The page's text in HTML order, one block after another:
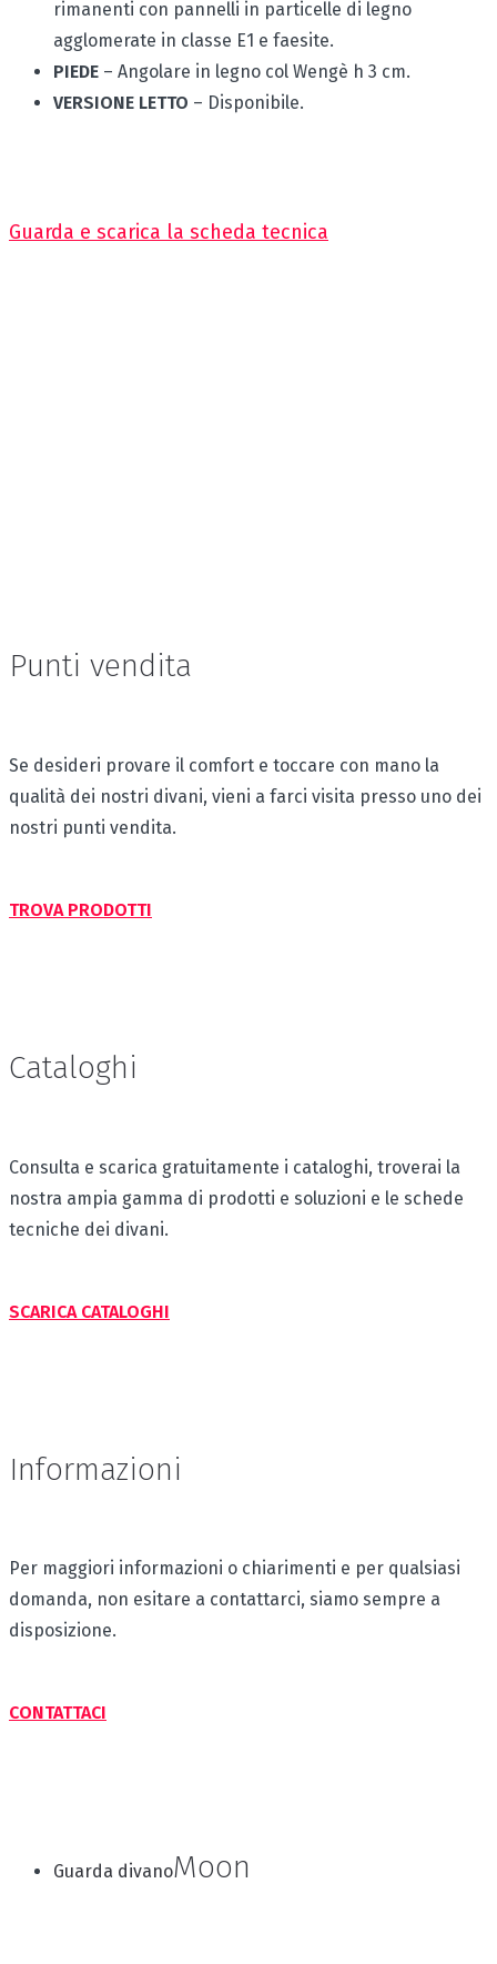
rimanenti con pannelli in particelle di legno
agglomerate in classe E1 e faesite.
PIEDE – Angolare in legno col Wengè h 3 cm.
VERSIONE LETTO – Disponibile.
Guarda e scarica la scheda tecnica
Punti vendita
Se desideri provare il comfort e toccare con mano la
qualità dei nostri divani, vieni a farci visita presso uno dei
nostri punti vendita.
TROVA PRODOTTI
Cataloghi
Consulta e scarica gratuitamente i cataloghi, troverai la
nostra ampia gamma di prodotti e soluzioni e le schede
tecniche dei divani.
SCARICA CATALOGHI
Informazioni
Per maggiori informazioni o chiarimenti e per qualsiasi
domanda, non esitare a contattarci, siamo sempre a
disposizione.
CONTATTACI
Guarda divanoMoon